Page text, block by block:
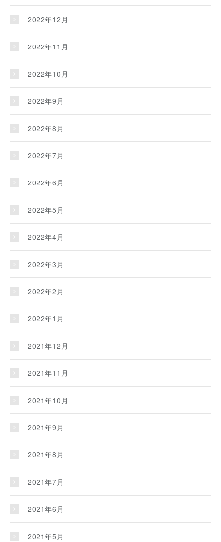
2022年12月
2022年11月
2022年10月
2022年9月
2022年8月
2022年7月
2022年6月
2022年5月
2022年4月
2022年3月
2022年2月
2022年1月
2021年12月
2021年11月
2021年10月
2021年9月
2021年8月
2021年7月
2021年6月
2021年5月